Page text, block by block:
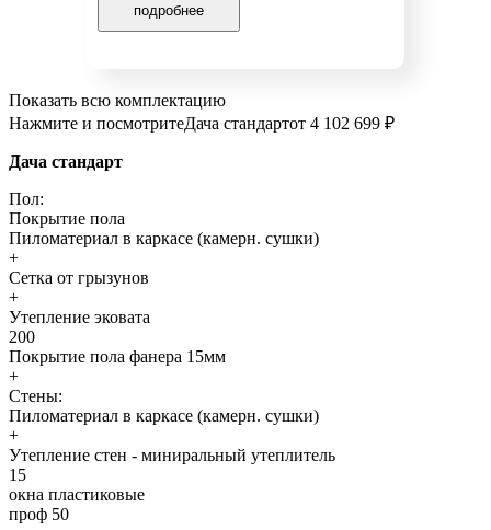
подробнее
Показать всю комплектацию
Нажмите и посмотритеДача стандартот 4 102 699 ₽
Дача стандарт
Пол:
Покрытие пола
Пиломатериал в каркасе (камерн. сушки)
+
Сетка от грызунов
+
Утепление эковата
200
Покрытие пола фанера 15мм
+
Стены:
Пиломатериал в каркасе (камерн. сушки)
+
Утепление стен - миниральный утеплитель
15
окна пластиковые
проф 50